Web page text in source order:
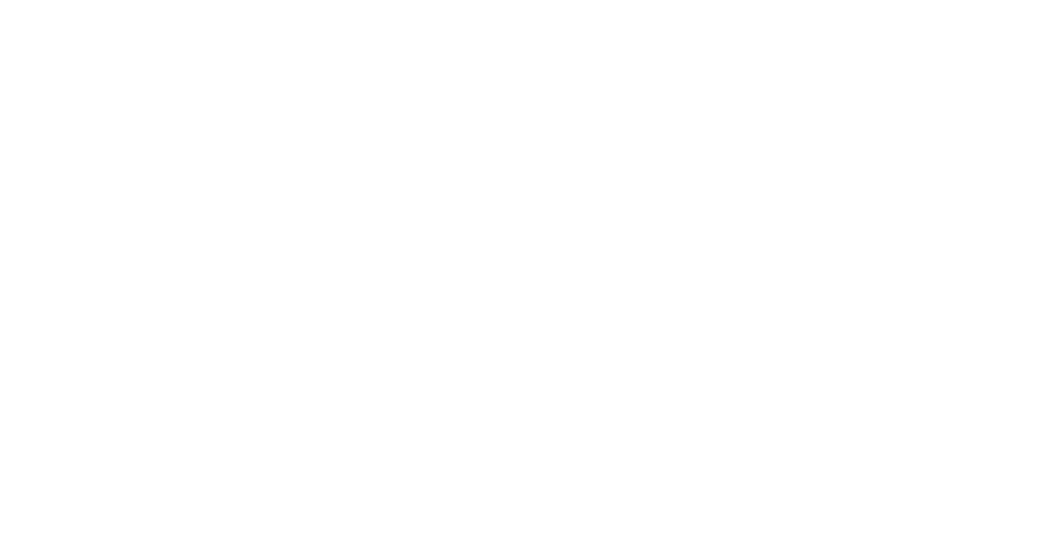
bei den Stadt- und Landkreisen.
(Regierungspräsidien) bei Betrieben nach § 24 Abs. 5 Nr. 6